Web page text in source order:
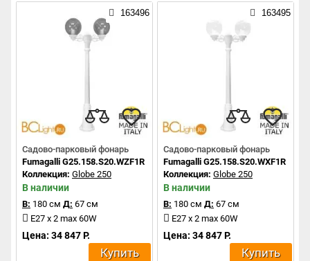
163496
Садово-парковый фонарь
Fumagalli G25.158.S20.WZF1R
Коллекция: Globe 250
В наличии
В: 180 см Д: 67 см
E27 x 2 max 60W
Цена: 34 847 Р.
Купить
163495
Садово-парковый фонарь
Fumagalli G25.158.S20.WXF1R
Коллекция: Globe 250
В наличии
В: 180 см Д: 67 см
E27 x 2 max 60W
Цена: 34 847 Р.
Купить